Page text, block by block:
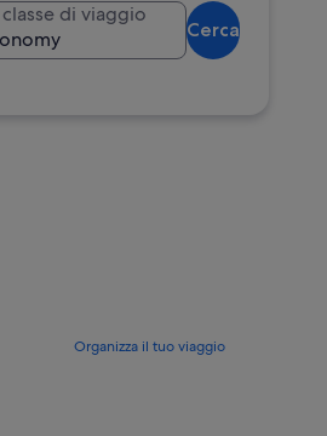
di viaggio
Cerca
Organizza il tuo viaggio